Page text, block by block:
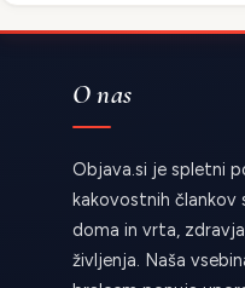
O nas
Objava.si je spletni
kakovostnih člankov
doma in vrta,
življenja. Naša